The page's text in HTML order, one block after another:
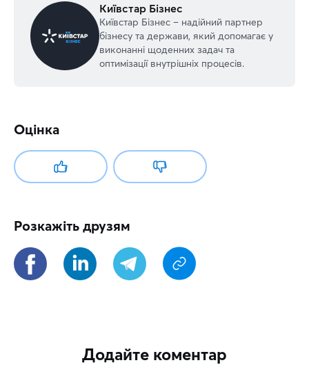
Київстар Бізнес
Київстар Бізнес – надійний партнер
бізнесу та держави, який допомагає у
виконанні щоденних задач та
оптимізації внутрішніх процесів.
Оцінка
Розкажіть друзям
Додайте коментар